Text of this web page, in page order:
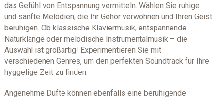
das Gefühl von Entspannung vermitteln. Wählen Sie ruhige
und sanfte Melodien, die Ihr Gehör verwöhnen und Ihren Geist
beruhigen. Ob klassische Klaviermusik, entspannende
Naturklänge oder melodische Instrumentalmusik – die
Auswahl ist großartig! Experimentieren Sie mit
verschiedenen Genres, um den perfekten Soundtrack für Ihre
hyggelige Zeit zu finden.
Angenehme Düfte können ebenfalls eine beruhigende